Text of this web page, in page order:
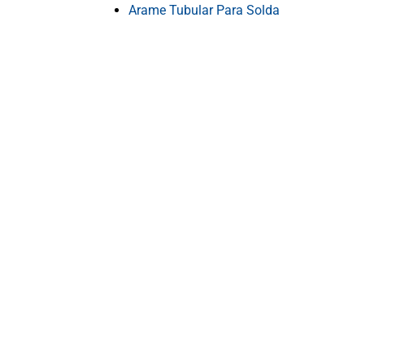
Arame Tubular Para Solda